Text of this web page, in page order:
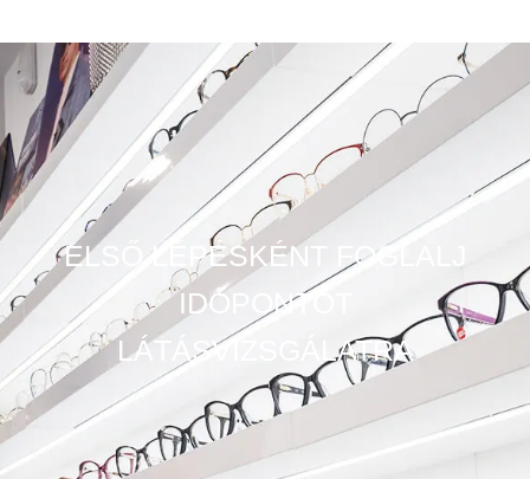
ELSŐ LÉPÉSKÉNT FOGLALJ
IDŐPONTOT
LÁTÁSVIZSGÁLATRA